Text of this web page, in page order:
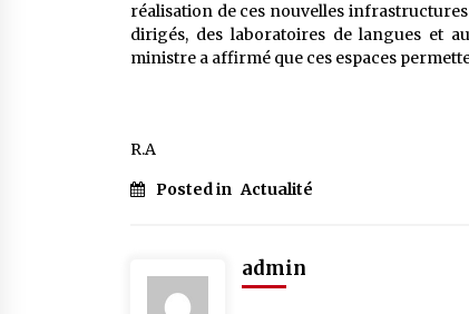
réalisation de ces nouvelles
dirigés, des laboratoires de langues et
ministre a affirmé que ces espaces
R.A
Posted in Actualité
admin